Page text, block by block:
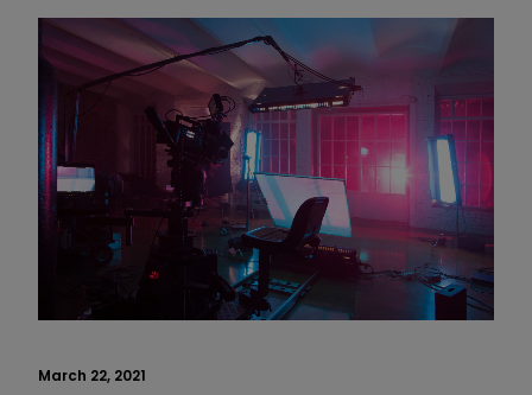
March 22, 2021